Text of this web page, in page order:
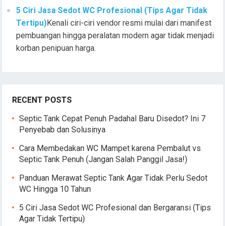
5 Ciri Jasa Sedot WC Profesional (Tips Agar Tidak
Tertipu)Kenali ciri-ciri vendor resmi mulai dari manifest
pembuangan hingga peralatan modern agar tidak menjadi
korban penipuan harga.
RECENT POSTS
Septic Tank Cepat Penuh Padahal Baru Disedot? Ini 7
Penyebab dan Solusinya
Cara Membedakan WC Mampet karena Pembalut vs
Septic Tank Penuh (Jangan Salah Panggil Jasa!)
Panduan Merawat Septic Tank Agar Tidak Perlu Sedot
WC Hingga 10 Tahun
5 Ciri Jasa Sedot WC Profesional dan Bergaransi (Tips
Agar Tidak Tertipu)